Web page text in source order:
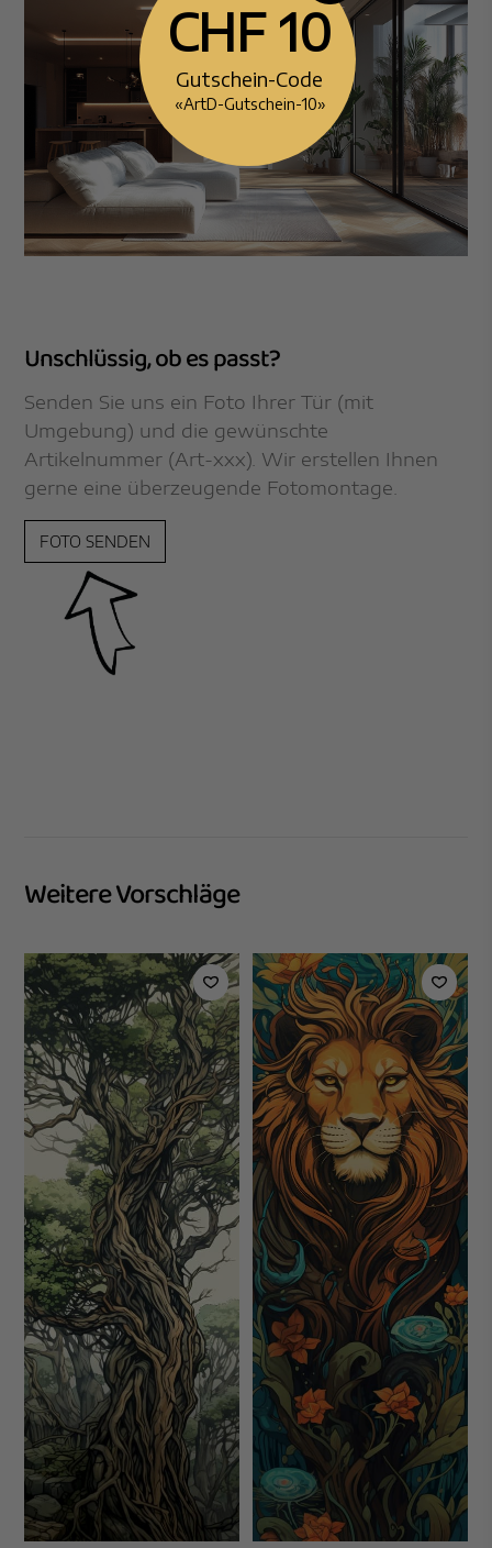
Unschlüssig, ob es passt?
Senden Sie uns ein Foto Ihrer Tür (mit
Umgebung) und die gewünschte
Artikelnummer (Art-xxx). Wir erstellen Ihnen
gerne eine überzeugende Fotomontage.
FOTO SENDEN
Weitere Vorschläge
CHF 10
«ArtD-Gutschein-10»